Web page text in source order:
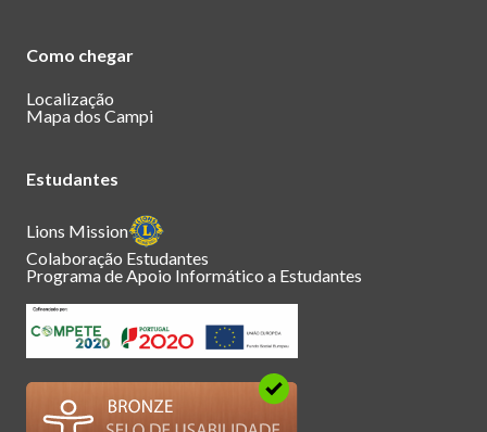
Como chegar
Localização
Mapa dos Campi
Estudantes
Lions Mission
Colaboração Estudantes
Programa de Apoio Informático a Estudantes